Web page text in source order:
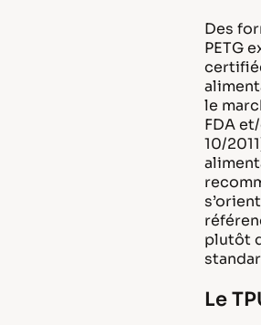
Des
PETG
le
FDA
10/
plutôt
Le